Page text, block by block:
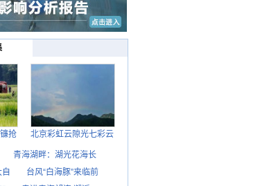
抢 北京彩虹云隙光七彩云
青海湖畔：湖光花海长
台风“白海豚”来临前